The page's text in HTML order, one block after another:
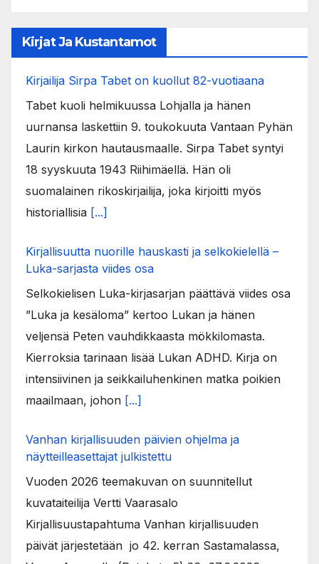
Kirjat Ja Kustantamot
Kirjailija Sirpa Tabet on kuollut 82-vuotiaana
Tabet kuoli helmikuussa Lohjalla ja hänen
uurnansa laskettiin 9. toukokuuta Vantaan Pyhän
Laurin kirkon hautausmaalle. Sirpa Tabet syntyi
18 syyskuuta 1943 Riihimäellä. Hän oli
suomalainen rikoskirjailija, joka kirjoitti myös
historiallisia [...]
Kirjallisuutta nuorille hauskasti ja selkokielellä –
Luka-sarjasta viides osa
Selkokielisen Luka-kirjasarjan päättävä viides osa
”Luka ja kesäloma” kertoo Lukan ja hänen
veljensä Peten vauhdikkaasta mökkilomasta.
Kierroksia tarinaan lisää Lukan ADHD. Kirja on
intensiivinen ja seikkailuhenkinen matka poikien
maailmaan, johon [...]
Vanhan kirjallisuuden päivien ohjelma ja
näytteilleasettajat julkistettu
Vuoden 2026 teemakuvan on suunnitellut
kuvataiteilija Vertti Vaarasalo
Kirjallisuustapahtuma Vanhan kirjallisuuden
päivät järjestetään jo 42. kerran Sastamalassa,